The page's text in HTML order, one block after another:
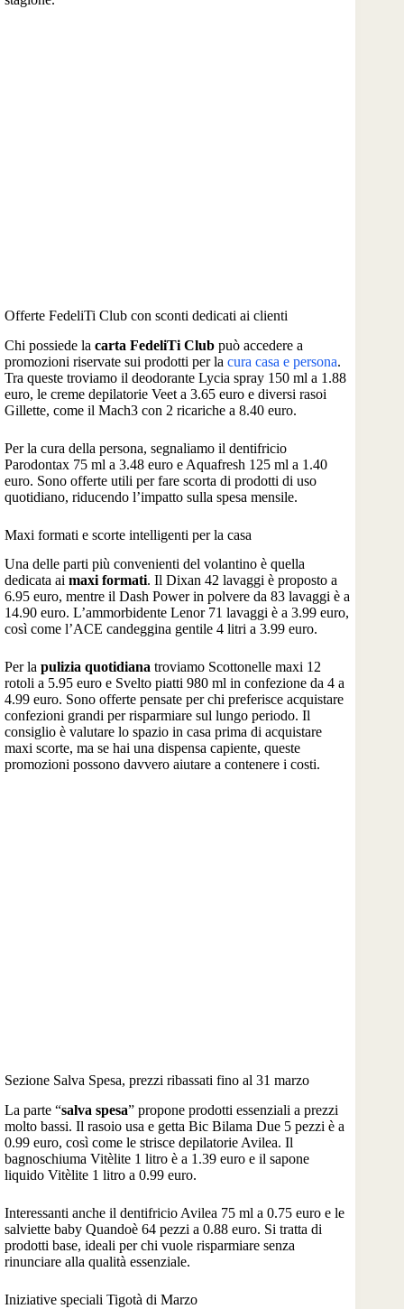
Offerte FedeliTi Club con sconti dedicati ai clienti
Chi possiede la carta FedeliTi Club può accedere a
promozioni riservate sui prodotti per la cura casa e persona.
Tra queste troviamo il deodorante Lycia spray 150 ml a 1.88
euro, le creme depilatorie Veet a 3.65 euro e diversi rasoi
Gillette, come il Mach3 con 2 ricariche a 8.40 euro.
Per la cura della persona, segnaliamo il dentifricio
Parodontax 75 ml a 3.48 euro e Aquafresh 125 ml a 1.40
euro. Sono offerte utili per fare scorta di prodotti di uso
quotidiano, riducendo l’impatto sulla spesa mensile.
Maxi formati e scorte intelligenti per la casa
Una delle parti più convenienti del volantino è quella
dedicata ai maxi formati. Il Dixan 42 lavaggi è proposto a
6.95 euro, mentre il Dash Power in polvere da 83 lavaggi è a
14.90 euro. L’ammorbidente Lenor 71 lavaggi è a 3.99 euro,
così come l’ACE candeggina gentile 4 litri a 3.99 euro.
Per la pulizia quotidiana troviamo Scottonelle maxi 12
rotoli a 5.95 euro e Svelto piatti 980 ml in confezione da 4 a
4.99 euro. Sono offerte pensate per chi preferisce acquistare
confezioni grandi per risparmiare sul lungo periodo. Il
consiglio è valutare lo spazio in casa prima di acquistare
maxi scorte, ma se hai una dispensa capiente, queste
promozioni possono davvero aiutare a contenere i costi.
Sezione Salva Spesa, prezzi ribassati fino al 31 marzo
La parte “salva spesa” propone prodotti essenziali a prezzi
molto bassi. Il rasoio usa e getta Bic Bilama Due 5 pezzi è a
0.99 euro, così come le strisce depilatorie Avilea. Il
bagnoschiuma Vitèlite 1 litro è a 1.39 euro e il sapone
liquido Vitèlite 1 litro a 0.99 euro.
Interessanti anche il dentifricio Avilea 75 ml a 0.75 euro e le
salviette baby Quandoè 64 pezzi a 0.88 euro. Si tratta di
prodotti base, ideali per chi vuole risparmiare senza
rinunciare alla qualità essenziale.
Iniziative speciali Tigotà di Marzo